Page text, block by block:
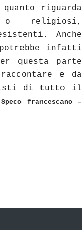
riguarda
o religiosi,
Anche
infatti
questa parte
e da
di tutto il
francescano –